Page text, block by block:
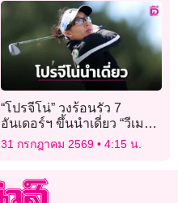
“โปรจีโน่” วงร้อนรัว 7
อันเดอร์ฯ ขึ้นนำเดี่ยว “วีเมนส์
โอเพ่น”
31 กรกฎาคม 2569 4:15 น.